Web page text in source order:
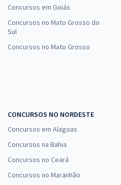
Concursos em Goiás
Concursos no Mato Grosso do
Sul
Concursos no Mato Grosso
CONCURSOS NO NORDESTE
Concursos em Alagoas
Concursos na Bahia
Concursos no Ceará
Concursos no Maranhão